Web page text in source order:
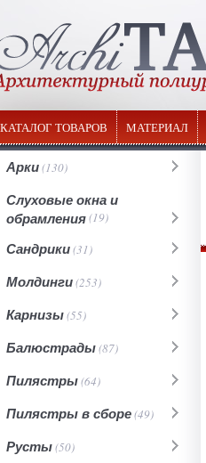
КАТАЛОГ ТОВАРОВ МАТЕРИАЛ
Арки(130)
Слуховые окна и
обрамления(19)
Сандрики(31)
Молдинги(253)
Карнизы(55)
Балюстрады(87)
Пилястры(64)
Пилястры в сборе(49)
Русты(50)